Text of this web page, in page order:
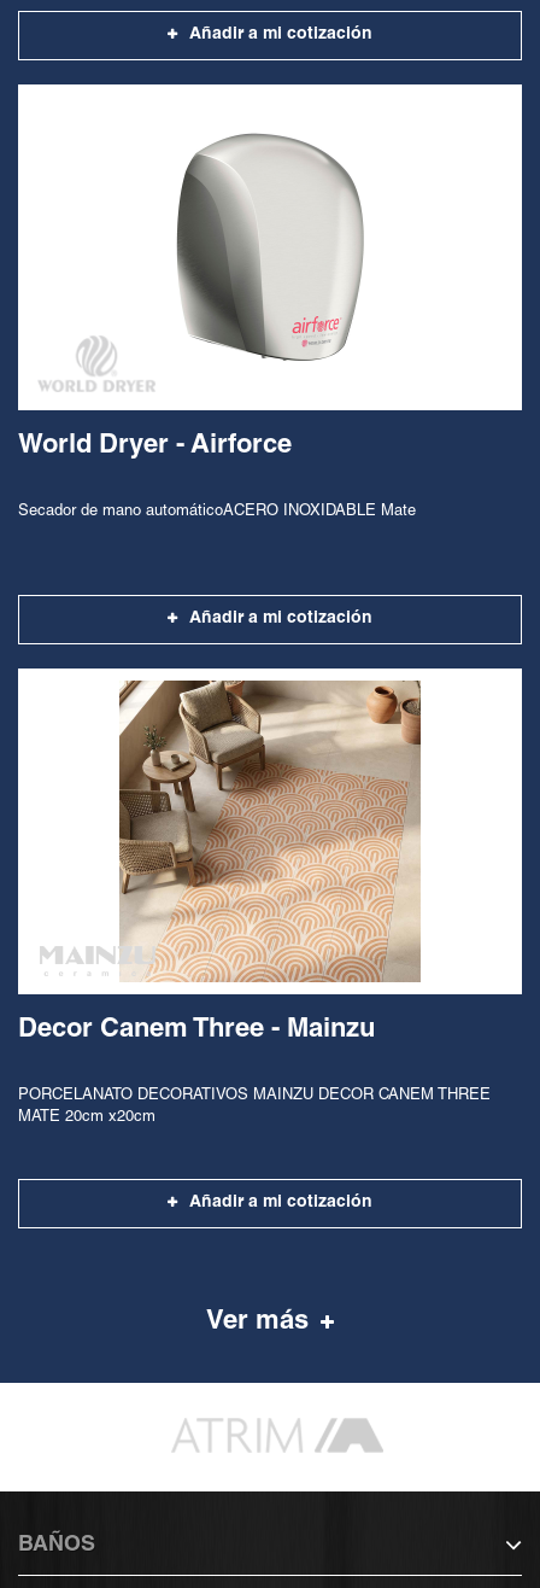
Añadir a mi cotización
World Dryer - Airforce
Secador de mano automáticoACERO INOXIDABLE Mate
Añadir a mi cotización
Decor Canem Three - Mainzu
PORCELANATO DECORATIVOS MAINZU DECOR CANEM THREE
MATE 20cm x20cm
Añadir a mi cotización
Ver más
BAÑOS